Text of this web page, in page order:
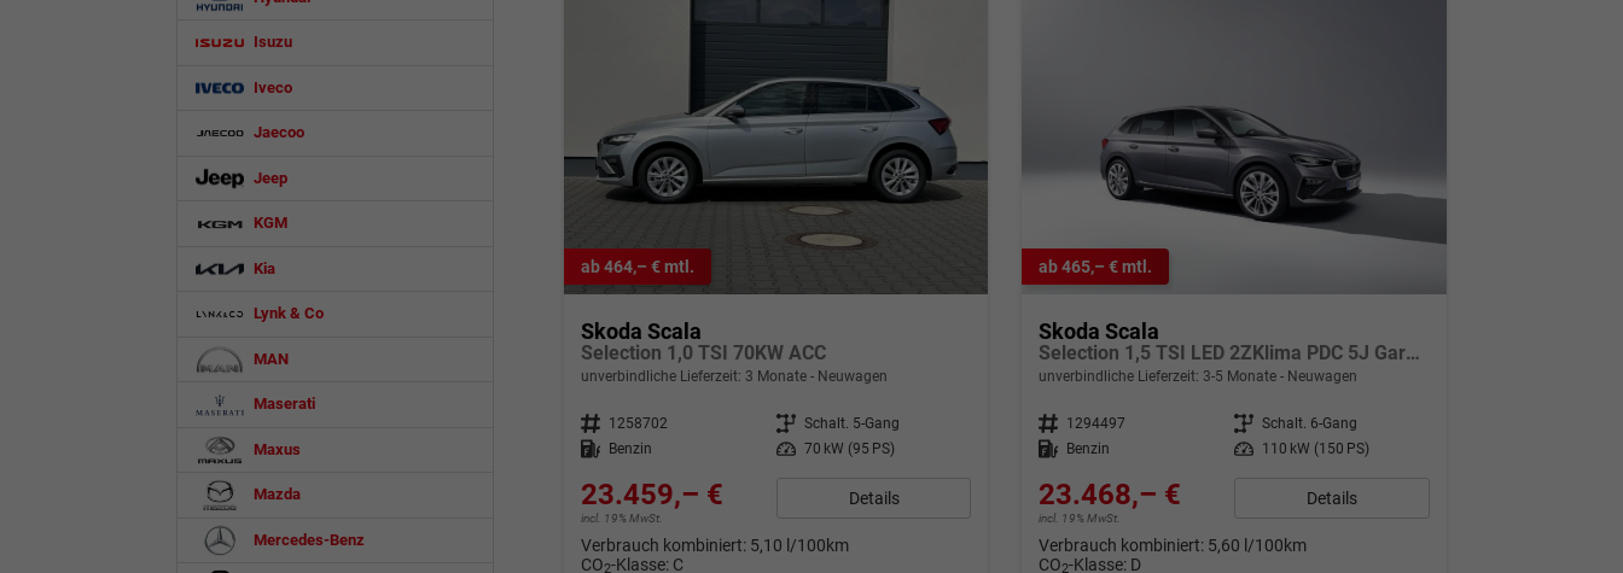
ab 464,– € mtl.
Skoda Scala
Selection 1,0 TSI 70KW ACC
unverbindliche Lieferzeit: 3 Monate Neuwagen
Fahrzeugnr. 1258702 Getriebe Schalt. 5-Gang
Kraftstoff Benzin Leistung 70 kW (95 PS)
23.459,– €
incl. 19% MwSt.
Details
Verbrauch kombiniert: 5,10 l/100km
CO2-Klasse: C
ab 465,– € mtl.
Skoda Scala
Selection 1,5 TSI LED 2ZKlima PDC 5J Garantie Tempomat Alu Felgen SmartLink Sitzheizung Multi Lederlenkrad Bluetooth
unverbindliche Lieferzeit: 3-5 Monate Neuwagen
Fahrzeugnr. 1294497 Getriebe Schalt. 6-Gang
Kraftstoff Benzin Leistung 110 kW (150 PS)
23.468,– €
incl. 19% MwSt.
Details
Verbrauch kombiniert: 5,60 l/100km
CO2-Klasse: D
Isuzu
Iveco
Jaecoo
Jeep
KGM
Kia
Lynk & Co
MAN
Maserati
Maxus
Mazda
Mercedes-Benz